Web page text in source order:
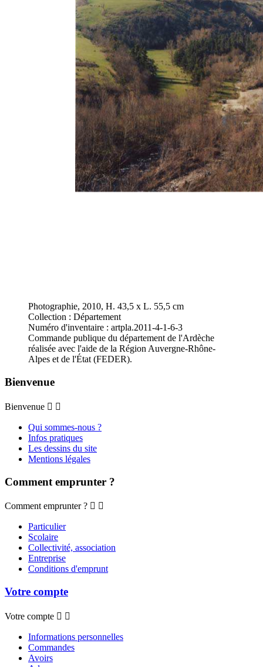
Photographie, 2010, H. 43,5 x L. 55,5 cm
Collection : Département
Numéro d'inventaire : artpla.2011-4-1-6-3
Commande publique du département de l'Ardèche
réalisée avec l'aide de la Région Auvergne-Rhône-
Alpes et de l'État (FEDER).
Bienvenue
Bienvenue  
Qui sommes-nous ?
Infos pratiques
Les dessins du site
Mentions légales
Comment emprunter ?
Comment emprunter ?  
Particulier
Scolaire
Collectivité, association
Entreprise
Conditions d'emprunt
Votre compte
Votre compte  
Informations personnelles
Commandes
Avoirs